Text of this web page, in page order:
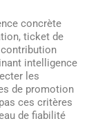
concrète
ticket de
intelligence
les
de promotion
ces critères
de fiabilité